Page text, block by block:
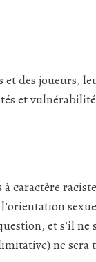
et des joueurs,
et
caractère
et s’il ne
ne sera